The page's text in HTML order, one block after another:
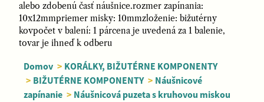
alebo zdobenú časť náušnice.rozmer zapínania:
10x12mmpriemer misky: 10mmzloženie: bižutérny
kovpočet v balení: 1 párcena je uvedená za 1 balenie,
tovar je ihneď k odberu
Domov > KORÁLKY, BIŽUTÉRNE KOMPONENTY
> BIŽUTÉRNE KOMPONENTY > Náušnicové
zapínanie > Náušnicová puzeta s kruhovou miskou